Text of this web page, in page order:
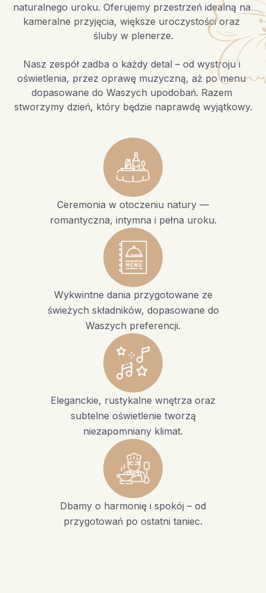
naturalnego uroku. Oferujemy przestrzeń idealną na
kameralne przyjęcia, większe uroczystości oraz
śluby w plenerze.
Nasz zespół zadba o każdy detal – od wystroju i
oświetlenia, przez oprawę muzyczną, aż po menu
dopasowane do Waszych upodobań. Razem
stworzymy dzień, który będzie naprawdę wyjątkowy.
Ceremonia w otoczeniu natury —
romantyczna, intymna i pełna uroku.
Wykwintne dania przygotowane ze
świeżych składników, dopasowane do
Waszych preferencji.
Eleganckie, rustykalne wnętrza oraz
subtelne oświetlenie tworzą
niezapomniany klimat.
Dbamy o harmonię i spokój – od
przygotowań po ostatni taniec.